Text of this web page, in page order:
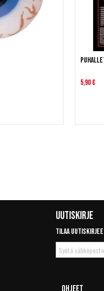
5,90 €
Uutiskirje
Tilaa
Tilaa
uutiskirje
Ohjeet